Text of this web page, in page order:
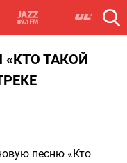
ТАКОЙ
песню «Кто